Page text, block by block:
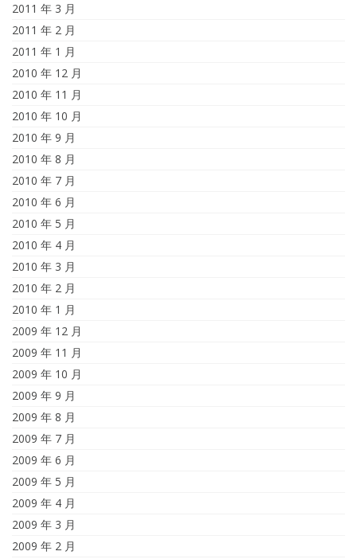
2011 年 3 月
2011 年 2 月
2011 年 1 月
2010 年 12 月
2010 年 11 月
2010 年 10 月
2010 年 9 月
2010 年 8 月
2010 年 7 月
2010 年 6 月
2010 年 5 月
2010 年 4 月
2010 年 3 月
2010 年 2 月
2010 年 1 月
2009 年 12 月
2009 年 11 月
2009 年 10 月
2009 年 9 月
2009 年 8 月
2009 年 7 月
2009 年 6 月
2009 年 5 月
2009 年 4 月
2009 年 3 月
2009 年 2 月